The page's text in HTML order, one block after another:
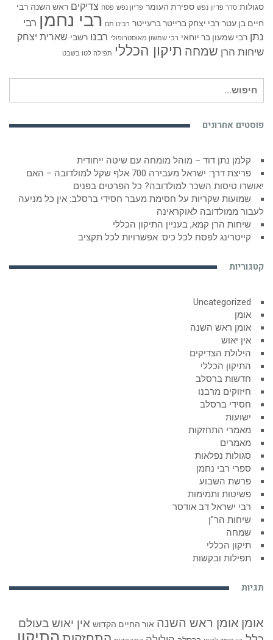
סגולות סדר פדיון נפש ספירת העומר פדיון נפש פסח צדיקים ראש השנה רבי
חיים בן עטר רבי יצחק ברייטר ברעייטר רבינו תם רבי נחמן רבי
נתן רבי שמעון בר יוחאי רבי שמשון מאוסטרופולי רבנו רשבי שארית יצחק
שיחות הרן שמחה תיקון הכללי תפילה לטו בשבט
עבור:
פוסטים אחרונים
קלמן נתן דוד – מוהל מומחה עם שיטה ייחודית
פריצת דרך: ישראל מעבירה 700 אלף שקל למולדובה – האם
יאושרו טיסות השכר למולדובה? כל הפרטים בפנים
שמועות שקריות על חסימת מעבר חסידי ברסלב: אין כל מניעה
לעבור ממולדובה לאוקראינה
שיחות הרן קמא, בעניין התיקון הכללי
קייטרינג לפסח לכל כיס: אפשרויות לכל תקציב
קטגוריות
Uncategorized
אומן
אומן ראש השנה
אין יאוש
הילולת הצדיקים
התיקון הכללי
חדשות ברסלב
חיזוקים מרבנו
חסידי ברסלב
ישועות
מאמרי התחזקות
מאמרים
סגולות נפלאות
ספרי רבי נחמן
פרשת השבוע
פשיטות ותמימות
רבי ישראל דב אודסר
שיחות הר"ן
שמחה
תיקון הכללי
תפילות ובקשות
תגיות
אומן אומן ראש השנה אור החיים הקדוש אין יאוש בעולם